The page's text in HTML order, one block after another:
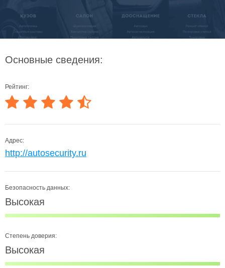
Основные сведения:
Рейтинг:
Адрес:
http://autosecurity.ru
Безопасность данных:
Высокая
Степень доверия:
Высокая